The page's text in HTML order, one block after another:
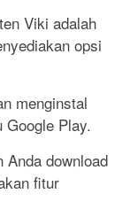
Viki adalah
opsi
menginstal
Play.
Anda download
fitur